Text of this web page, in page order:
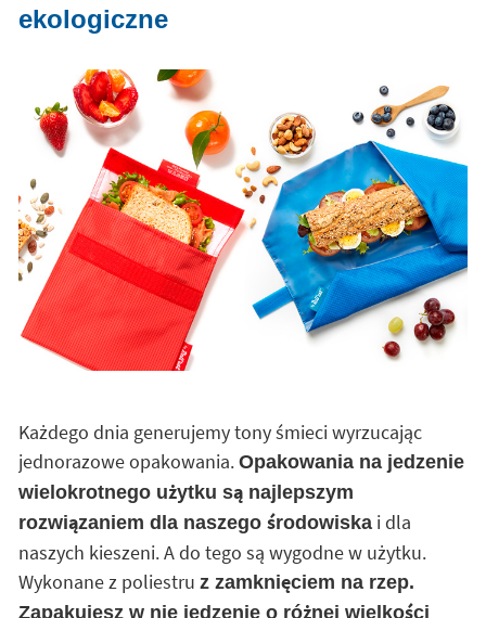
ekologiczne
Każdego dnia generujemy tony śmieci wyrzucając
jednorazowe opakowania. Opakowania na jedzenie
wielokrotnego użytku są najlepszym
rozwiązaniem dla naszego środowiskai dla
naszych kieszeni. A do tego są wygodne w użytku.
Wykonane z poliestru z zamknięciem na rzep.
Zapakujesz w nie jedzenie o różnej wielkości